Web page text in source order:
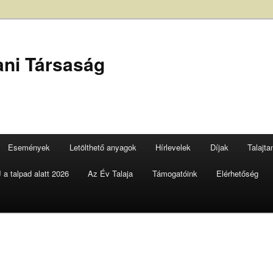
Társaság
Események Letölthető anyagok Hírlevelek Díjak
a talpad alatt 2026 Az Év Talaja Támogatóink Elérhetőség